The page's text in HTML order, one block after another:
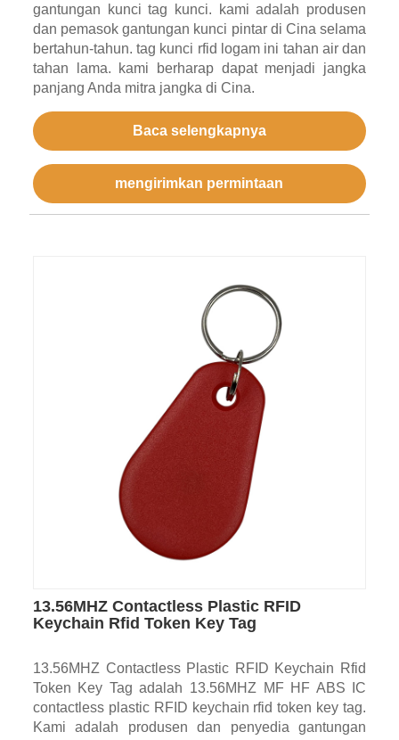
gantungan kunci tag kunci. kami adalah produsen
dan pemasok gantungan kunci pintar di Cina selama
bertahun-tahun. tag kunci rfid logam ini tahan air dan
tahan lama. kami berharap dapat menjadi jangka
panjang Anda mitra jangka di Cina.
Baca selengkapnya
mengirimkan permintaan
13.56MHZ Contactless Plastic RFID
Keychain Rfid Token Key Tag
13.56MHZ Contactless Plastic RFID Keychain Rfid
Token Key Tag adalah 13.56MHZ MF HF ABS IC
contactless plastic RFID keychain rfid token key tag.
Kami adalah produsen dan penyedia gantungan